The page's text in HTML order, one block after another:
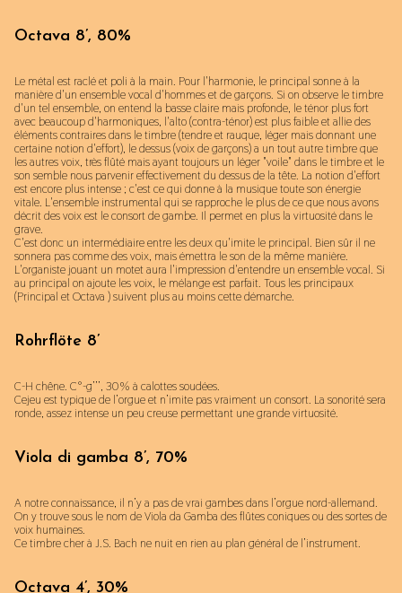
Octava 8’, 80%
Le métal est raclé et poli à la main. Pour l'harmonie, le principal sonne à la
manière d'un ensemble vocal d'hommes et de garçons. Si on observe le timbre
d'un tel ensemble, on entend la basse claire mais profonde, le ténor plus fort
avec beaucoup d'harmoniques, l'alto (contra-ténor) est plus faible et allie des
éléments contraires dans le timbre (tendre et rauque, léger mais donnant une
certaine notion d'effort), le dessus (voix de garçons) a un tout autre timbre que
les autres voix, très flûté mais ayant toujours un léger "voile" dans le timbre et le
son semble nous parvenir effectivement du dessus de la tête. La notion d'effort
est encore plus intense ; c'est ce qui donne à la musique toute son énergie
vitale. L'ensemble instrumental qui se rapproche le plus de ce que nous avons
décrit des voix est le consort de gambe. Il permet en plus la virtuosité dans le
grave.
C'est donc un intermédiaire entre les deux qu'imite le principal. Bien sûr il ne
sonnera pas comme des voix, mais émettra le son de la même manière.
L'organiste jouant un motet aura l'impression d'entendre un ensemble vocal. Si
au principal on ajoute les voix, le mélange est parfait. Tous les principaux
(Principal et Octava ) suivent plus au moins cette démarche.
Rohrflöte 8’
C-H chêne. C°-g’’’, 30% à calottes soudées.
Cejeu est typique de l’orgue et n’imite pas vraiment un consort. La sonorité sera
ronde, assez intense un peu creuse permettant une grande virtuosité.
Viola di gamba 8’, 70%
A notre connaissance, il n’y a pas de vrai gambes dans l’orgue nord-allemand.
On y trouve sous le nom de Viola da Gamba des flûtes coniques ou des sortes de
voix humaines.
Ce timbre cher à J.S. Bach ne nuit en rien au plan général de l’instrument.
Octava 4’, 30%